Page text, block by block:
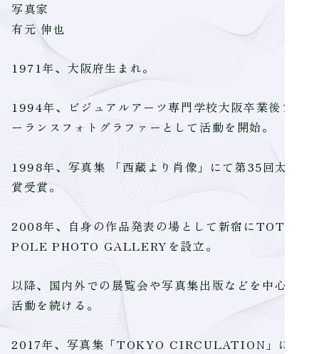
写真家
有元 伸也
1971年、大阪府生まれ。
1994年、ビジュアルアーツ専門学校大阪卒業後フリ
ーランスフォトグラファーとして活動を開始。
1998年、写真集 「西藏より肖像」にて第35回太陽
賞受賞。
2008年、自身の作品発表の場として新宿にTOTEM
POLE PHOTO GALLERYを設立。
以降、国内外での展覧会や写真集出版などを中心に
活動を続ける。
2017年、写真集「TOKYO CIRCULATION」にて